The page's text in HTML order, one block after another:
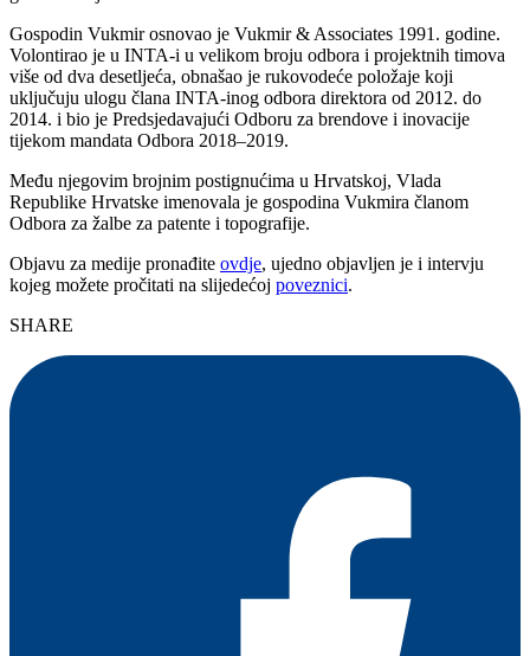
Gospodin Vukmir osnovao je Vukmir & Associates 1991. godine.
Volontirao je u INTA-i u velikom broju odbora i projektnih timova
više od dva desetljeća, obnašao je rukovodeće položaje koji
uključuju ulogu člana INTA-inog odbora direktora od 2012. do
2014. i bio je Predsjedavajući Odboru za brendove i inovacije
tijekom mandata Odbora 2018–2019.
Među njegovim brojnim postignućima u Hrvatskoj, Vlada
Republike Hrvatske imenovala je gospodina Vukmira članom
Odbora za žalbe za patente i topografije.
Objavu za medije pronađite ovdje, ujedno objavljen je i intervju
kojeg možete pročitati na slijedećoj poveznici.
SHARE